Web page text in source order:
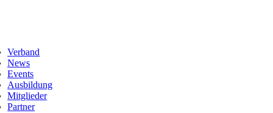
Verband
News
Events
Ausbildung
Mitglieder
Partner